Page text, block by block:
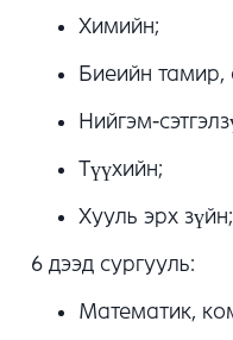
Химийн;
Биеийн тамир,
Нийгэм-
Түүхийн;
Хууль эрх зүйн;
6 дээд сургууль:
Математик,